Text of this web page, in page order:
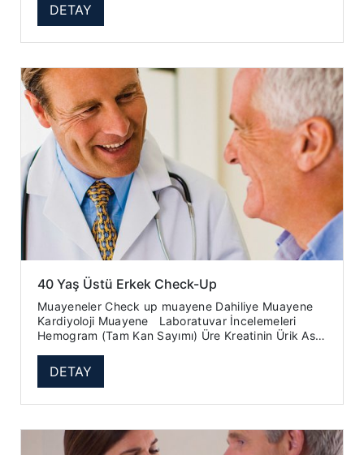
DETAY
40 Yaş Üstü Erkek Check-Up
Muayeneler Check up muayene Dahiliye Muayene
Kardiyoloji Muayene Laboratuvar İncelemeleri
Hemogram (Tam Kan Sayımı) Üre Kreatinin Ürik Asit
DETAY